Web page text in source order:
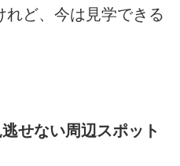
れど、今は見学できる
せない周辺スポット